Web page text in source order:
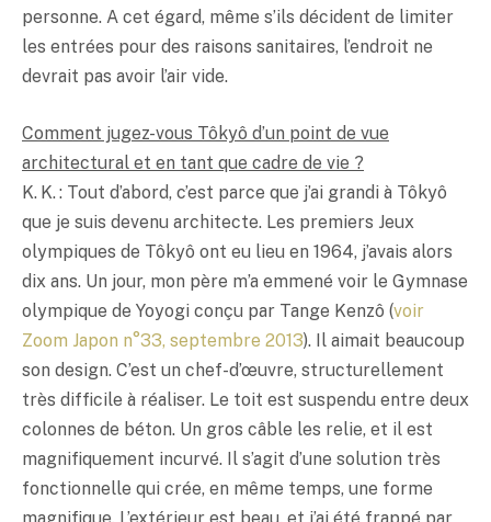
personne. A cet égard, même s’ils décident de limiter
les entrées pour des raisons sanitaires, l’endroit ne
devrait pas avoir l’air vide.
Comment jugez-vous Tôkyô d’un point de vue
architectural et en tant que cadre de vie ?
K. K. : Tout d’abord, c’est parce que j’ai grandi à Tôkyô
que je suis devenu architecte. Les premiers Jeux
olympiques de Tôkyô ont eu lieu en 1964, j’avais alors
dix ans. Un jour, mon père m’a emmené voir le Gymnase
olympique de Yoyogi conçu par Tange Kenzô (voir
Zoom Japon n°33, septembre 2013). Il aimait beaucoup
son design. C’est un chef-d’œuvre, structurellement
très difficile à réaliser. Le toit est suspendu entre deux
colonnes de béton. Un gros câble les relie, et il est
magnifiquement incurvé. Il s’agit d’une solution très
fonctionnelle qui crée, en même temps, une forme
magnifique. L’extérieur est beau, et j’ai été frappé par